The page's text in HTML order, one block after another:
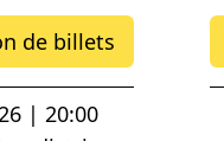
de billets
| 20:00